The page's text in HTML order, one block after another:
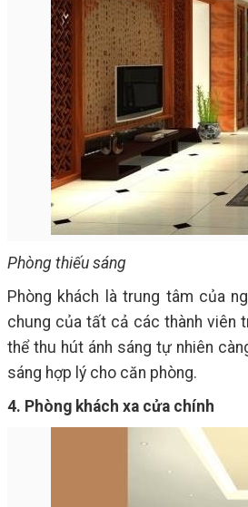
Phòng thiếu sáng
Phòng khách là trung tâm của
chung của tất cả các thành viên
thể thu hút ánh sáng tự nhiên
sáng hợp lý cho căn phòng.
4. Phòng khách xa cửa chính